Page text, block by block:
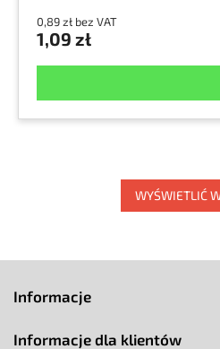
0,89 zł bez VAT
1,09 zł
WYŚWIETLIĆ
Informacje
Informacje dla klientów